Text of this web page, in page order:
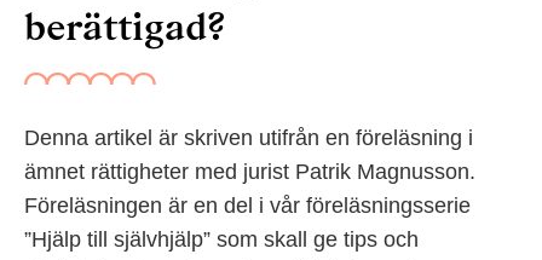
berättigad?
Denna artikel är skriven utifrån en föreläsning i
ämnet rättigheter med jurist Patrik Magnusson.
Föreläsningen är en del i vår föreläsningsserie
”Hjälp till självhjälp” som skall ge tips och